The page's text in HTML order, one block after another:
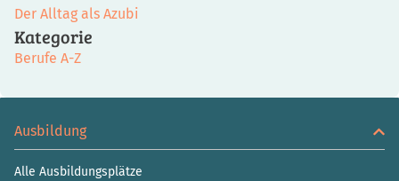
Der Alltag als Azubi
Kategorie
Berufe A-Z
Ausbildung
Alle Ausbildungsplätze